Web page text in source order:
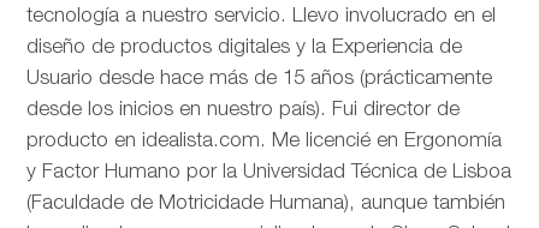
tecnología a nuestro servicio. Llevo involucrado en el
diseño de productos digitales y la Experiencia de
Usuario desde hace más de 15 años (prácticamente
desde los inicios en nuestro país). Fui director de
producto en idealista.com. Me licencié en Ergonomía
y Factor Humano por la Universidad Técnica de Lisboa
(Faculdade de Motricidade Humana), aunque también